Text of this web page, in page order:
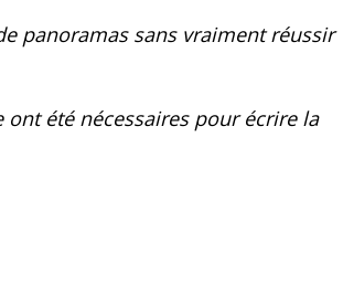
panoramas sans vraiment réussir
ont été nécessaires pour écrire la